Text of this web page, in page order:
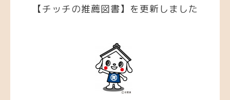
【チッチの推薦図書】を更新しました